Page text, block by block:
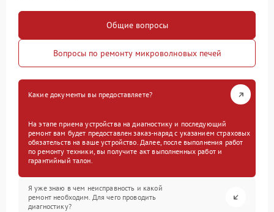
Общие вопросы
Вопросы по ремонту микроволновых печей
Какие документы вы предоставляете?
На этапе приема устройства на диагностику и последующий
ремонт вам будет предоставлен заказ-наряд с указанием страховых
обязательств на ваше устройство. Далее, после выполнения работ
по ремонту техники, вы получите акт выполненных работ и
гарантийный талон.
Я уже знаю в чем неисправность и какой
ремонт необходим. Для чего проводить
диагностику?